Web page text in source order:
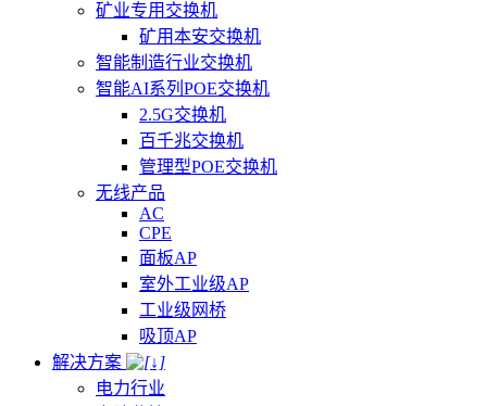
矿业专用交换机
矿用本安交换机
智能制造行业交换机
智能AI系列POE交换机
2.5G交换机
百千兆交换机
管理型POE交换机
无线产品
AC
CPE
面板AP
室外工业级AP
工业级网桥
吸顶AP
解决方案
电力行业